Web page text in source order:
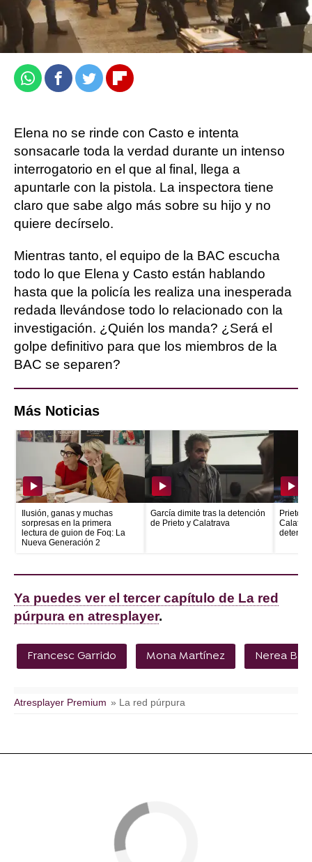
Jennifer Álvarez
Publicado: 22 de octubre de 2023, 12:03
WhatsappFacebook
TwitterFlipboard
Elena no se rinde con Casto e intenta
sonsacarle toda la verdad durante un intenso
interrogatorio en el que al final, llega a
apuntarle con la pistola. La inspectora tiene
claro que sabe algo más sobre su hijo y no
quiere decírselo.
Mientras tanto, el equipo de la BAC escucha
todo lo que Elena y Casto están hablando
hasta que la policía les realiza una inesperada
redada llevándose todo lo relacionado con la
investigación. ¿Quién los manda? ¿Será el
golpe definitivo para que los miembros de la
BAC se separen?
Más Noticias
Ilusión, ganas y muchas
sorpresas en la primera
lectura de guion de Foq: La
Nueva Generación 2
García dimite tras la detención
de Prieto y Calatrava
Prieto
Ya puedes ver el tercer capítulo de La red
púrpura en atresplayer.
Francesc Garrido Mona Martínez Nerea
Atresplayer Premium » La red púrpura